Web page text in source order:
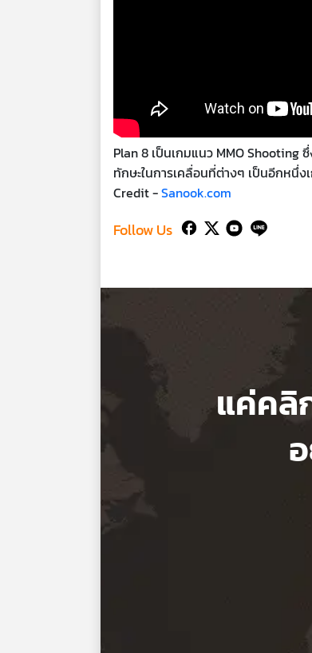
Plan 8 เป็นเกมแนว MMO Shooting
ทักษะในการเคลื่อนที่ต่างๆ เป็นอีกหนึ่
Credit -Sanook.com
Follow Us
แค่คลิ